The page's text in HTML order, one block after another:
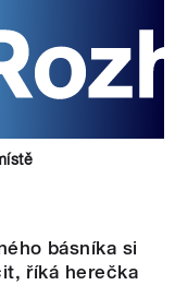
básníka si
říká herečka